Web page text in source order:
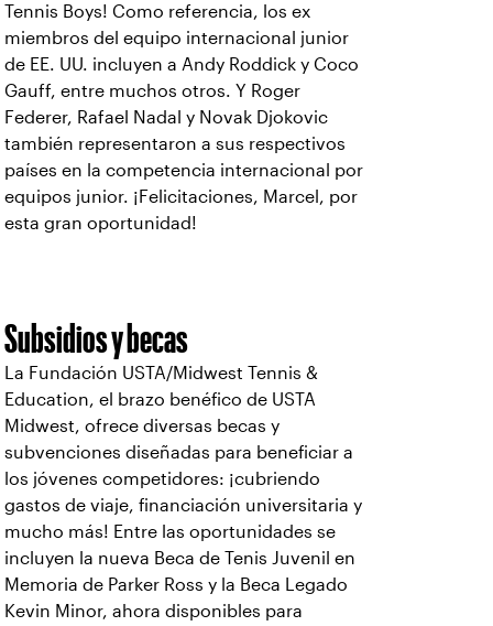
Tennis Boys! Como referencia, los ex
miembros del equipo internacional junior
de EE. UU. incluyen a Andy Roddick y Coco
Gauff, entre muchos otros. Y Roger
Federer, Rafael Nadal y Novak Djokovic
también representaron a sus respectivos
países en la competencia internacional por
equipos junior. ¡Felicitaciones, Marcel, por
esta gran oportunidad!
Subsidios y becas
La Fundación USTA/Midwest Tennis &
Education, el brazo benéfico de USTA
Midwest, ofrece diversas becas y
subvenciones diseñadas para beneficiar a
los jóvenes competidores: ¡cubriendo
gastos de viaje, financiación universitaria y
mucho más! Entre las oportunidades se
incluyen la nueva Beca de Tenis Juvenil en
Memoria de Parker Ross y la Beca Legado
Kevin Minor, ahora disponibles para